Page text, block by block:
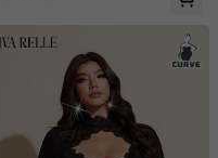
nice material
this
Couleur: Multicolore / Taille: 1XL
qui soulève les fesses et affin
l'été